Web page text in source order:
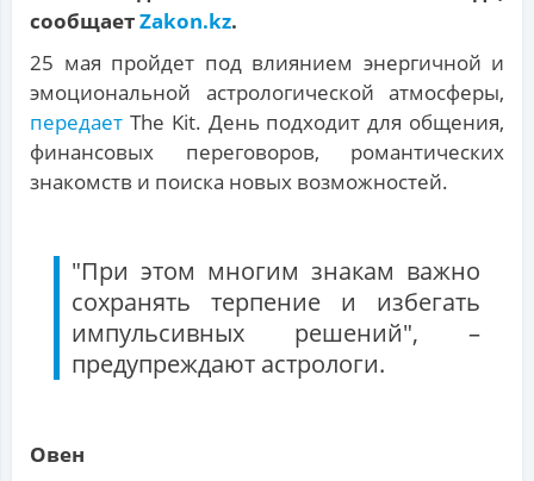
сообщаетZakon.kz.
25 мая пройдет под влиянием энергичной и
эмоциональной астрологической атмосферы,
передает The Kit. День подходит для общения,
финансовых переговоров, романтических
знакомств и поиска новых возможностей.
"При этом многим знакам важно
сохранять терпение и избегать
импульсивных решений", –
предупреждают астрологи.
Овен